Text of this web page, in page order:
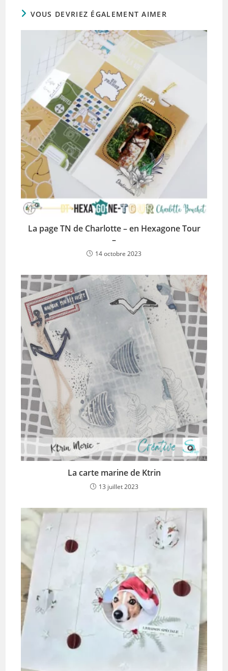
VOUS DEVRIEZ ÉGALEMENT AIMER
La page TN de Charlotte – en Hexagone Tour
–
14 octobre 2023
La carte marine de Ktrin
13 juillet 2023